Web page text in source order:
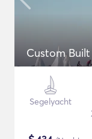
Custom
Segelyacht